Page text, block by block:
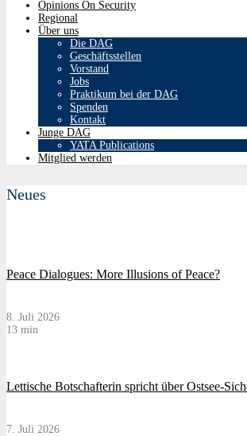
Opinions On Security
Regional
Über uns
Die DAG
Geschäftsstellen
Vorstand
Jobs
Praktikum bei der DAG
Spenden
Kontakt
Junge DAG
YATA Publications
Mitglied werden
Neues
Peace Dialogues: More Illusions of Peace?
8. Juli 2026
13 min
Lettische Botschafterin spricht über Ostsee-
7. Juli 2026